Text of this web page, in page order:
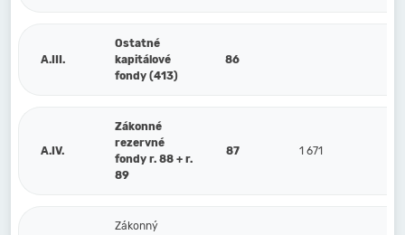
A.III.
Ostatné
kapitálové
fondy (413)
86
A.IV.
Zákonné
rezervné
fondy r. 88 + r.
89
87 1 671
Zákonný